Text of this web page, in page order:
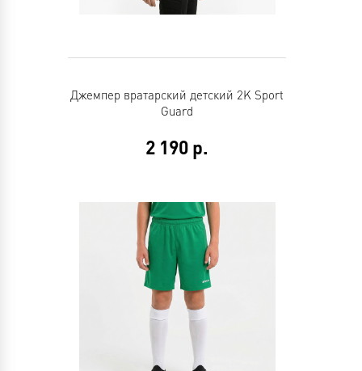
Джемпер вратарский детский 2K Sport
Guard
2 190 р.